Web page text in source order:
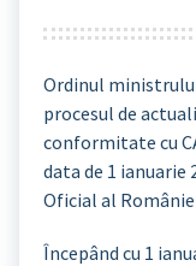
Ordinul
procesul de
conformitate cu
data de 1
Oficial al
Începând cu 1